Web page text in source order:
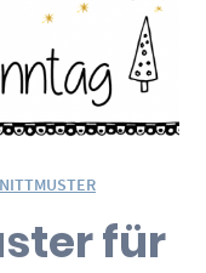
für